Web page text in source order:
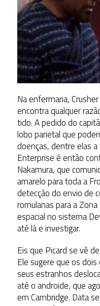
Na enfermaria,
encontra qualquer
tido. A pedido do
lobo parietal que
doenças, dentre elas
Enterprise é então
Nakamura, que
amarelo para toda a
detecção do envio de
romulanas para a
espacial no sistema
até lá e investigar.
Eis que Picard se vê
Ele sugere que os
seus estranhos
até o androide, que
em Cambridge. Data